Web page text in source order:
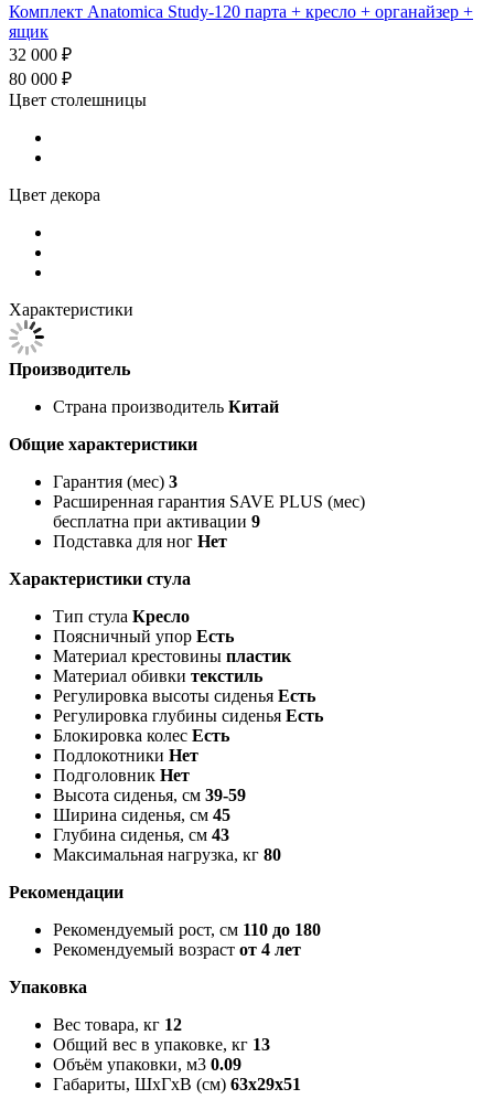
Комплект Anatomica Study-120 парта + кресло + органайзер +
ящик
32 000 ₽
80 000 ₽
Цвет столешницы
Цвет декора
Характеристики
Производитель
Страна производитель Китай
Общие характеристики
Гарантия (мес) 3
Расширенная гарантия SAVE PLUS (мес)
бесплатна при активации 9
Подставка для ног Нет
Характеристики стула
Тип стула Кресло
Поясничный упор Есть
Материал крестовины пластик
Материал обивки текстиль
Регулировка высоты сиденья Есть
Регулировка глубины сиденья Есть
Блокировка колес Есть
Подлокотники Нет
Подголовник Нет
Высота сиденья, см 39-59
Ширина сиденья, см 45
Глубина сиденья, см 43
Максимальная нагрузка, кг 80
Рекомендации
Рекомендуемый рост, см 110 до 180
Рекомендуемый возраст от 4 лет
Упаковка
Вес товара, кг 12
Общий вес в упаковке, кг 13
Объём упаковки, м3 0.09
Габариты, ШxГxВ (см) 63x29x51